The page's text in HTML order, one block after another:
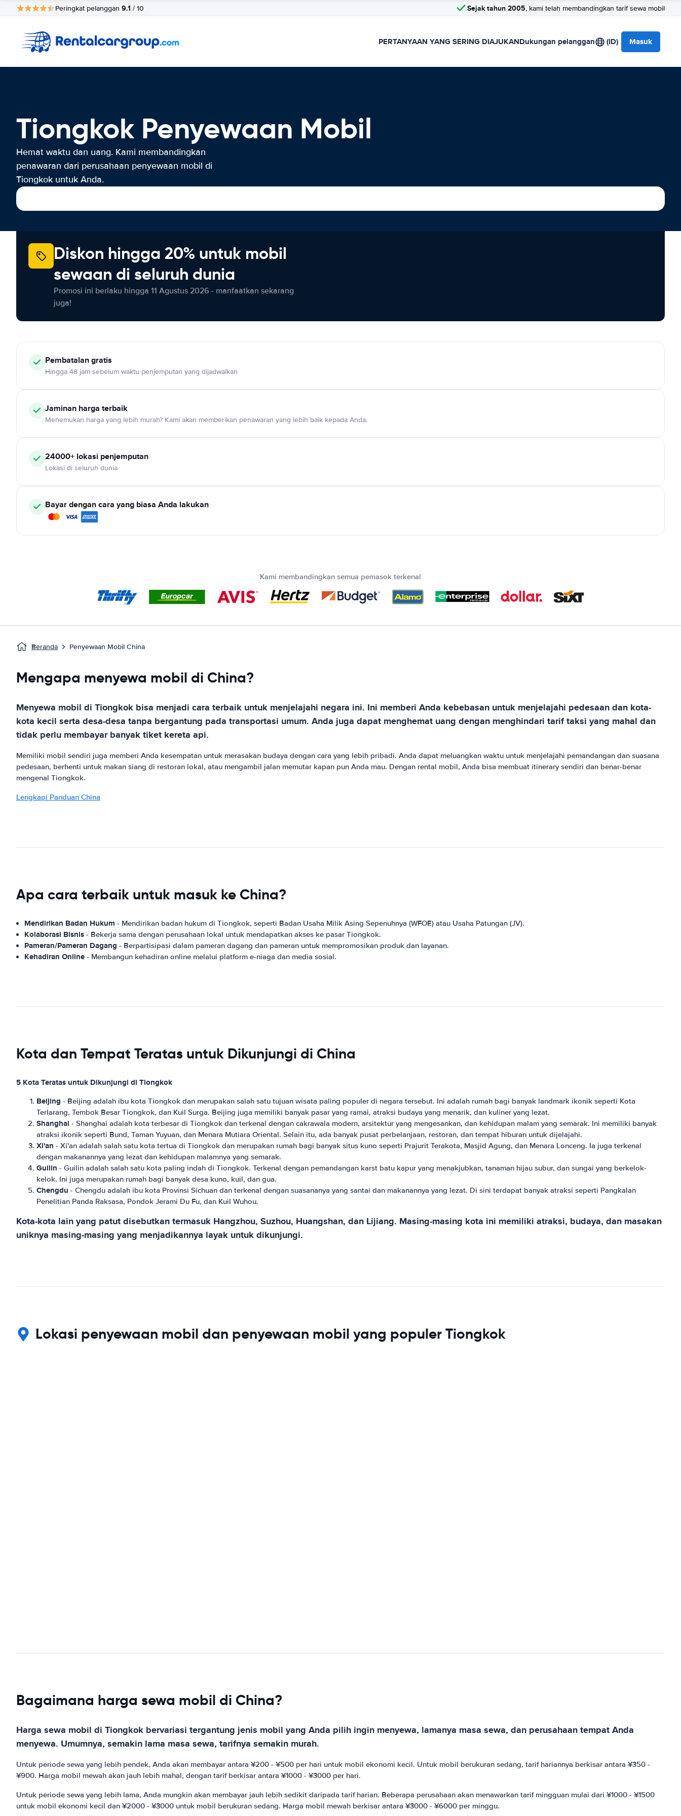
Peringkat pelanggan 9.1 / 10 Sejak tahun 2005, kami telah membandingkan tarif sewa mobil
PERTANYAAN YANG SERING DIAJUKANDukungan pelanggan (ID) Masuk
Tiongkok Penyewaan Mobil
Hemat waktu dan uang. Kami membandingkan
penawaran dari perusahaan penyewaan mobil di
Tiongkok untuk Anda.
Diskon hingga 20% untuk mobil
sewaan di seluruh dunia
Promosi ini berlaku hingga 11 Agustus 2026 - manfaatkan sekarang
juga!
Pembatalan gratis
Hingga 48 jam sebelum waktu penjemputan yang dijadwalkan
Jaminan harga terbaik
Menemukan harga yang lebih murah? Kami akan memberikan penawaran yang lebih baik kepada Anda.
24000+ lokasi penjemputan
Lokasi di seluruh dunia
Bayar dengan cara yang biasa Anda lakukan
Kami membandingkan semua pemasok terkenal
Beranda Penyewaan Mobil China
Mengapa menyewa mobil di China?
Menyewa mobil di Tiongkok bisa menjadi cara terbaik untuk menjelajahi negara ini. Ini memberi Anda kebebasan untuk menjelajahi pedesaan dan kota-
kota kecil serta desa-desa tanpa bergantung pada transportasi umum. Anda juga dapat menghemat uang dengan menghindari tarif taksi yang mahal dan
tidak perlu membayar banyak tiket kereta api.
Memiliki mobil sendiri juga memberi Anda kesempatan untuk merasakan budaya dengan cara yang lebih pribadi. Anda dapat meluangkan waktu untuk menjelajahi pemandangan dan suasana
pedesaan, berhenti untuk makan siang di restoran lokal, atau mengambil jalan memutar kapan pun Anda mau. Dengan rental mobil, Anda bisa membuat itinerary sendiri dan benar-benar
mengenal Tiongkok.
Lengkapi Panduan China
Apa cara terbaik untuk masuk ke China?
Mendirikan Badan Hukum - Mendirikan badan hukum di Tiongkok, seperti Badan Usaha Milik Asing Sepenuhnya (WFOE) atau Usaha Patungan (JV).
Kolaborasi Bisnis - Bekerja sama dengan perusahaan lokal untuk mendapatkan akses ke pasar Tiongkok.
Pameran/Pameran Dagang - Berpartisipasi dalam pameran dagang dan pameran untuk mempromosikan produk dan layanan.
Kehadiran Online - Membangun kehadiran online melalui platform e-niaga dan media sosial.
Kota dan Tempat Teratas untuk Dikunjungi di China
5 Kota Teratas untuk Dikunjungi di Tiongkok
Beijing - Beijing adalah ibu kota Tiongkok dan merupakan salah satu tujuan wisata paling populer di negara tersebut. Ini adalah rumah bagi banyak landmark ikonik seperti Kota
Terlarang, Tembok Besar Tiongkok, dan Kuil Surga. Beijing juga memiliki banyak pasar yang ramai, atraksi budaya yang menarik, dan kuliner yang lezat.
Shanghai - Shanghai adalah kota terbesar di Tiongkok dan terkenal dengan cakrawala modern, arsitektur yang mengesankan, dan kehidupan malam yang semarak. Ini memiliki banyak
atraksi ikonik seperti Bund, Taman Yuyuan, dan Menara Mutiara Oriental. Selain itu, ada banyak pusat perbelanjaan, restoran, dan tempat hiburan untuk dijelajahi.
Xi'an - Xi'an adalah salah satu kota tertua di Tiongkok dan merupakan rumah bagi banyak situs kuno seperti Prajurit Terakota, Masjid Agung, dan Menara Lonceng. Ia juga terkenal
dengan makanannya yang lezat dan kehidupan malamnya yang semarak.
Guilin - Guilin adalah salah satu kota paling indah di Tiongkok. Terkenal dengan pemandangan karst batu kapur yang menakjubkan, tanaman hijau subur, dan sungai yang berkelok-
kelok. Ini juga merupakan rumah bagi banyak desa kuno, kuil, dan gua.
Chengdu - Chengdu adalah ibu kota Provinsi Sichuan dan terkenal dengan suasananya yang santai dan makanannya yang lezat. Di sini terdapat banyak atraksi seperti Pangkalan
Penelitian Panda Raksasa, Pondok Jerami Du Fu, dan Kuil Wuhou.
Kota-kota lain yang patut disebutkan termasuk Hangzhou, Suzhou, Huangshan, dan Lijiang. Masing-masing kota ini memiliki atraksi, budaya, dan masakan
uniknya masing-masing yang menjadikannya layak untuk dikunjungi.
Lokasi penyewaan mobil dan penyewaan mobil yang populer Tiongkok
Bagaimana harga sewa mobil di China?
Harga sewa mobil di Tiongkok bervariasi tergantung jenis mobil yang Anda pilih ingin menyewa, lamanya masa sewa, dan perusahaan tempat Anda
menyewa. Umumnya, semakin lama masa sewa, tarifnya semakin murah.
Untuk periode sewa yang lebih pendek, Anda akan membayar antara ¥200 - ¥500 per hari untuk mobil ekonomi kecil. Untuk mobil berukuran sedang, tarif hariannya berkisar antara ¥350 -
¥900. Harga mobil mewah akan jauh lebih mahal, dengan tarif berkisar antara ¥1000 - ¥3000 per hari.
Untuk periode sewa yang lebih lama, Anda mungkin akan membayar jauh lebih sedikit daripada tarif harian. Beberapa perusahaan akan menawarkan tarif mingguan mulai dari ¥1000 - ¥1500
untuk mobil ekonomi kecil dan ¥2000 - ¥3000 untuk mobil berukuran sedang. Harga mobil mewah berkisar antara ¥3000 - ¥6000 per minggu.